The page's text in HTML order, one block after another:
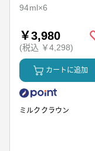
ット
94ml×6
￥3,980
(税込 ￥4,298)
カートに追加
ミルククラウン